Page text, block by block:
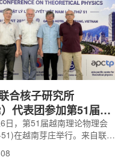
合核子研究所
）代表团参加第51届越
理会议
日，第51届越南理论物理会
在越南芽庄举行。来自联合